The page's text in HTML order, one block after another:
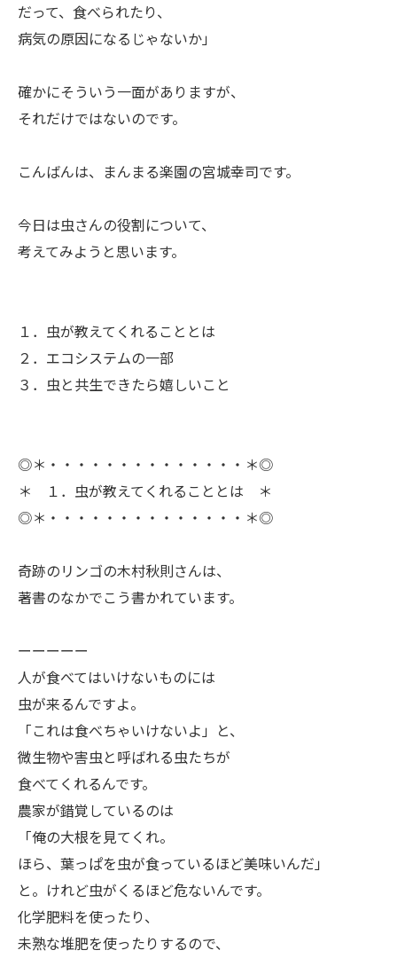
だって、食べられたり、
病気の原因になるじゃないか」
ㅤ確かにそういう一面がありますが、
それだけではないのです。
こんばんは、まんまる楽園の宮城幸司です。
ㅤ今日は虫さんの役割について、
考えてみようと思います。
１．虫が教えてくれることとは
２．エコシステムの一部
３．虫と共生できたら嬉しいこと
◎＊・・・・・・・・・・・・・・＊◎
＊ １．虫が教えてくれることとは ＊
◎＊・・・・・・・・・・・・・・＊◎
ㅤ奇跡のリンゴの木村秋則さんは、
著書のなかでこう書かれています。
ーーーーー
ㅤ人が食べてはいけないものには
虫が来るんですよ。
「これは食べちゃいけないよ」と、
微生物や害虫と呼ばれる虫たちが
食べてくれるんです。
農家が錯覚しているのは
「俺の大根を見てくれ。
ほら、葉っぱを虫が食っているほど美味いんだ」
と。けれど虫がくるほど危ないんです。
化学肥料を使ったり、
未熟な堆肥を使ったりするので、